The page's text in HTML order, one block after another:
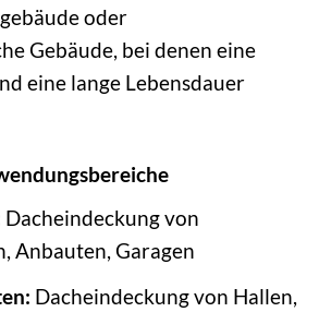
oder
Gebäude, bei denen eine
eine lange Lebensdauer
Dacheindeckung von
Anbauten, Garagen
Dacheindeckung von Hallen,